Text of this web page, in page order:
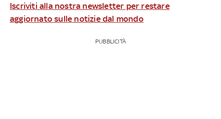
Iscriviti alla nostra newsletter per restare
aggiornato sulle notizie dal mondo
PUBBLICITÀ